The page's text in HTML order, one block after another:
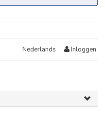
Nederlands Inloggen